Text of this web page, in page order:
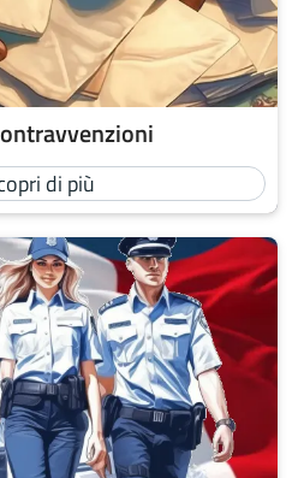
di più